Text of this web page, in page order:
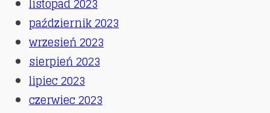
październik 2023
wrzesień 2023
sierpień 2023
lipiec 2023
czerwiec 2023